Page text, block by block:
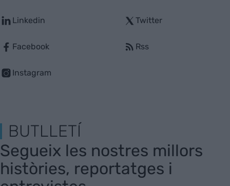
Linkedin
Facebook
Instagram
Twitter
Rss
BUTLLETÍ
Segueix les nostres millors
històries, reportatges i